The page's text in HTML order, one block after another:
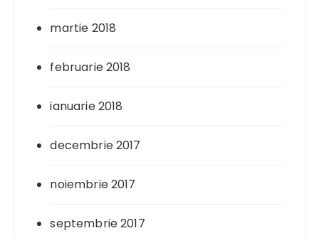
martie 2018
februarie 2018
ianuarie 2018
decembrie 2017
noiembrie 2017
septembrie 2017